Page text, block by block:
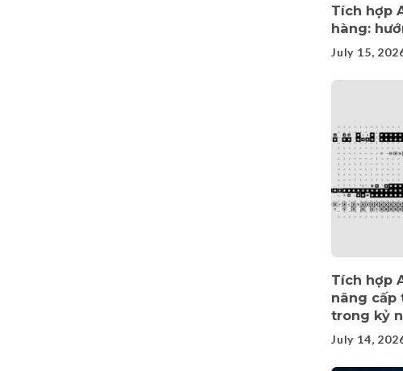
Tích hợp
hàng:
July 15,
Tích hợp
nâng cấp
trong kỷ
July 14,